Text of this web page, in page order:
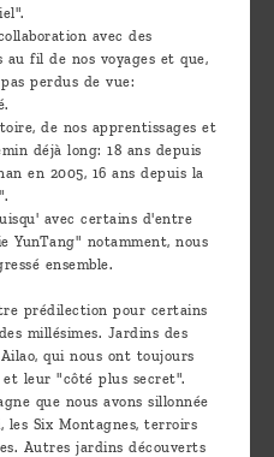
avec des
fil de nos voyages et que,
perdus de vue:
de nos apprentissages et
déjà long: 18 ans depuis
en 2005, 16 ans depuis la
avec certains d'entre
YunTang" notamment, nous
ensemble.
prédilection pour certains
millésimes. Jardins des
qui nous ont toujours
leur "côté plus secret".
que nous avons sillonnée
les Six Montagnes, terroirs
Autres jardins découverts